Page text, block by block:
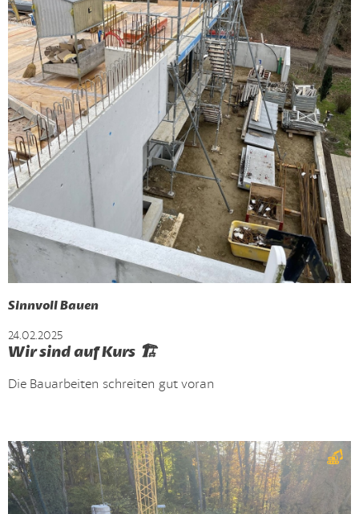
Sinnvoll Bauen
24.02.2025
Wir sind auf Kurs 🏗️
Die Bauarbeiten schreiten gut voran